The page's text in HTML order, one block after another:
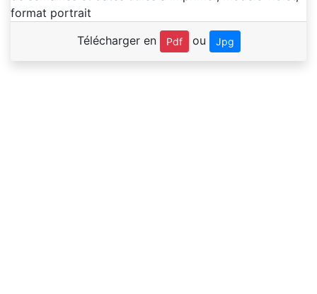
Télécharger en Pdf ou Jpg